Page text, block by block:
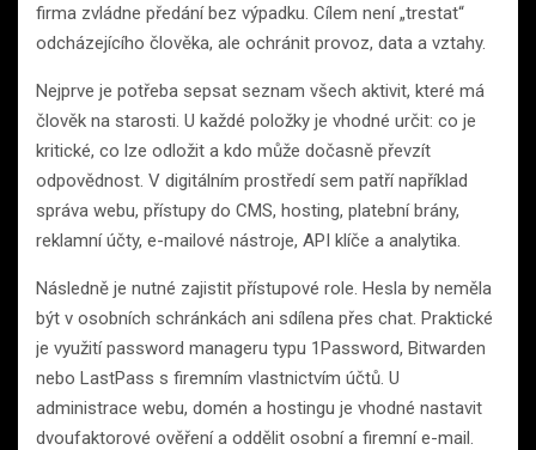
firma zvládne předání bez výpadku. Cílem není „trestat“
odcházejícího člověka, ale ochránit provoz, data a vztahy.
Nejprve je potřeba sepsat seznam všech aktivit, které má
člověk na starosti. U každé položky je vhodné určit: co je
kritické, co lze odložit a kdo může dočasně převzít
odpovědnost. V digitálním prostředí sem patří například
správa webu, přístupy do CMS, hosting, platební brány,
reklamní účty, e-mailové nástroje, API klíče a analytika.
Následně je nutné zajistit přístupové role. Hesla by neměla
být v osobních schránkách ani sdílena přes chat. Praktické
je využití password manageru typu 1Password, Bitwarden
nebo LastPass s firemním vlastnictvím účtů. U
administrace webu, domén a hostingu je vhodné nastavit
dvoufaktorové ověření a oddělit osobní a firemní e-mail.